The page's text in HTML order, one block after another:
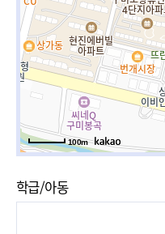
100m
학급/아동